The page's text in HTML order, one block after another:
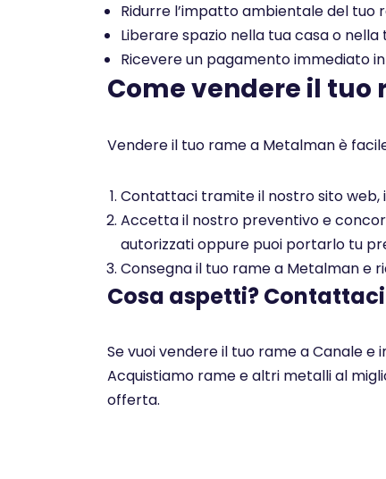
Ridurre l’impatto ambientale del tuo
Liberare spazio nella tua casa o
Ricevere un pagamento immediato
Come vendere il tuo
Vendere il tuo rame a Metalman è
Contattaci tramite il nostro sito web,
Accetta il nostro preventivo e
autorizzati oppure puoi portarlo tu
Consegna il tuo rame a Metalman e
Cosa aspetti?
Se vuoi vendere il tuo rame a Canale
Acquistiamo rame e altri metalli al
offerta.